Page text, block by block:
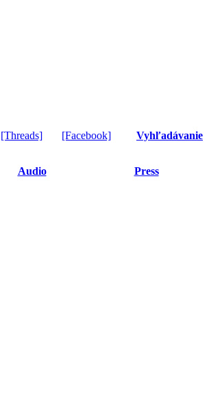
[Threads] [Facebook] Vyhľadávanie
Audio Press